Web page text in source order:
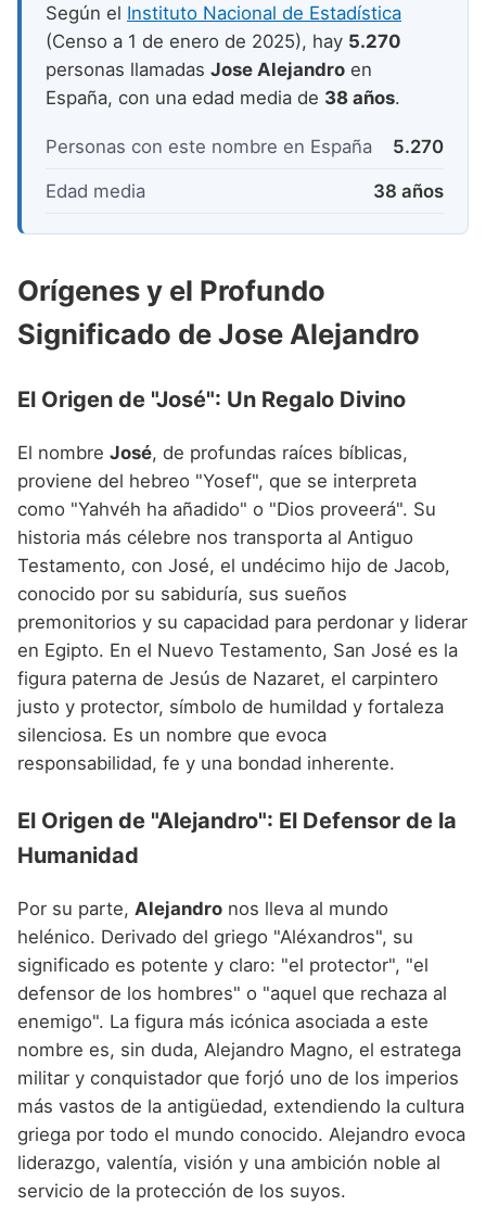
Nombres de niño que empiezan por Y
Nombres de niño que empiezan por Z
Según el Instituto Nacional de Estadística
(Censo a 1 de enero de 2025), hay 5.270
personas llamadas Jose Alejandro en
España, con una edad media de 38 años.
Personas con este nombre en España 5.270
Edad media 38 años
Orígenes y el Profundo
Significado de Jose Alejandro
El Origen de "José": Un Regalo Divino
El nombre José, de profundas raíces bíblicas,
proviene del hebreo "Yosef", que se interpreta
como "Yahvéh ha añadido" o "Dios proveerá". Su
historia más célebre nos transporta al Antiguo
Testamento, con José, el undécimo hijo de Jacob,
conocido por su sabiduría, sus sueños
premonitorios y su capacidad para perdonar y liderar
en Egipto. En el Nuevo Testamento, San José es la
figura paterna de Jesús de Nazaret, el carpintero
justo y protector, símbolo de humildad y fortaleza
silenciosa. Es un nombre que evoca
responsabilidad, fe y una bondad inherente.
El Origen de "Alejandro": El Defensor de la
Humanidad
Por su parte, Alejandro nos lleva al mundo
helénico. Derivado del griego "Aléxandros", su
significado es potente y claro: "el protector", "el
defensor de los hombres" o "aquel que rechaza al
enemigo". La figura más icónica asociada a este
nombre es, sin duda, Alejandro Magno, el estratega
militar y conquistador que forjó uno de los imperios
más vastos de la antigüedad, extendiendo la cultura
griega por todo el mundo conocido. Alejandro evoca
liderazgo, valentía, visión y una ambición noble al
servicio de la protección de los suyos.